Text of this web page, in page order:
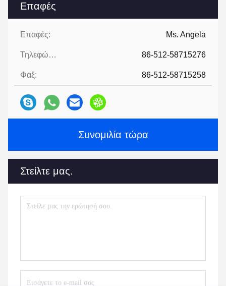
Επαφές
Επαφές: Ms. Angela
Τηλεφώνημα: 86-512-58715276
Φαξ: 86-512-58715258
Συνομιλία τώρα
Στείλτε μας.